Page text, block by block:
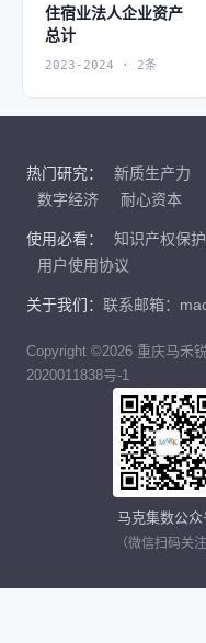
住宿业法人企业资产
总计
2023-2024 · 2条
热门研究： 新质生产力
数字经济
耐心资本
使用必看： 知识产权保
用户使用协议
关于我们： 联系邮箱：
Copyright ©2026 重庆马禾
2020011838号-1
马克集数公众
（微信扫码关注